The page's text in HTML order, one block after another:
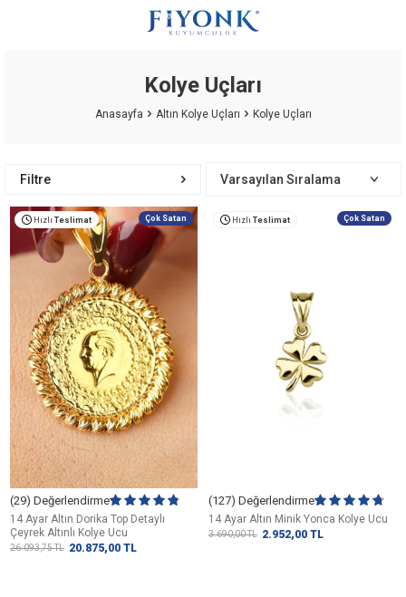
Kolye Uçları
Anasayfa Altın Kolye Uçları Kolye Uçları
Filtre
Hızlı Teslimat Çok Satan
(29) Değerlendirme
14 Ayar Altın Dorika Top Detaylı
Çeyrek Altınlı Kolye Ucu
26.093,75TL 20.875,00 TL
Hızlı Teslimat Çok Satan
(127) Değerlendirme
14 Ayar Altın Minik Yonca Kolye Ucu
3.690,00TL 2.952,00 TL